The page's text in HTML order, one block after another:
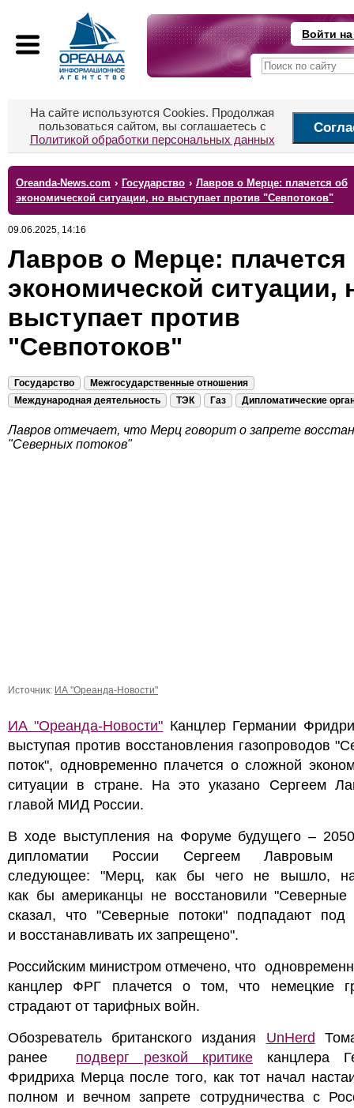
Войти
На сайте используются Cookies. Продолжая
пользоваться сайтом, вы соглашаетесь с
Политикой обработки персональных данных
Oreanda-News.com › Государство › Лавров о Мерце: плачется об
экономической ситуации, но выступает против "Севпотоков"
09.06.2025, 14:16
Лавров о Мерце: плачется
экономической ситуации,
выступает против
"Севпотоков"
Государство
Межгосударственные отношения
Международная деятельность
ТЭК Газ Дипломатические
Лавров отмечает, что Мерц говорит о запрете
"Северных потоков"
Источник: ИА "Ореанда-Новости"
ИА "Ореанда-Новости" Канцлер Германии
выступая против восстановления газопроводов
поток", одновременно плачется о сложной
ситуации в стране. На это указано Сергеем
главой МИД России.
В ходе выступления на Форуме будущего –
дипломатии России Сергеем Лавровым
следующее: "Мерц, как бы чего не вышло,
как бы американцы не восстановили "Северные
сказал, что "Северные потоки" подпадают под
и восстанавливать их запрещено".
Российским министром отмечено, что
канцлер ФРГ плачется о том, что немецкие
страдают от тарифных войн.
Обозреватель британского издания UnHerd
ранее подверг резкой критике канцлера
Фридриха Мерца после того, как тот начал
полном и вечном запрете сотрудничества с